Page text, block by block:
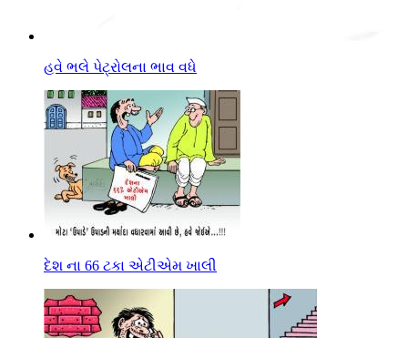
હવે ભલે પેટ્રોલના ભાવ વધે
દેશ ના 66 ટકા એટીએમ ખાલી